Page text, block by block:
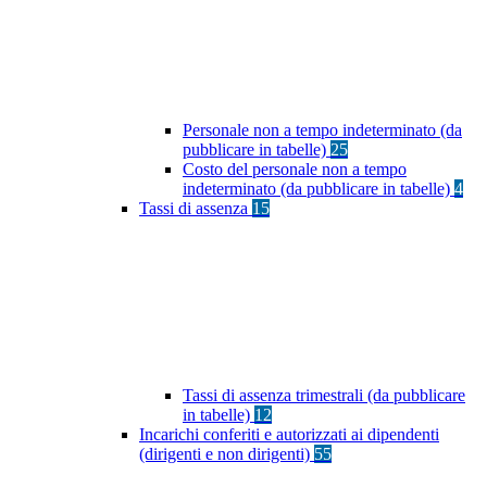
Personale non a tempo indeterminato (da
pubblicare in tabelle) 25
Costo del personale non a tempo
indeterminato (da pubblicare in tabelle) 4
Tassi di assenza 15
Tassi di assenza trimestrali (da pubblicare
in tabelle) 12
Incarichi conferiti e autorizzati ai dipendenti
(dirigenti e non dirigenti) 55